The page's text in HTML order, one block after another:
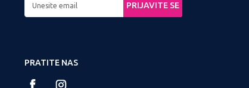
PRIJAVITE SE
PRATITE NAS